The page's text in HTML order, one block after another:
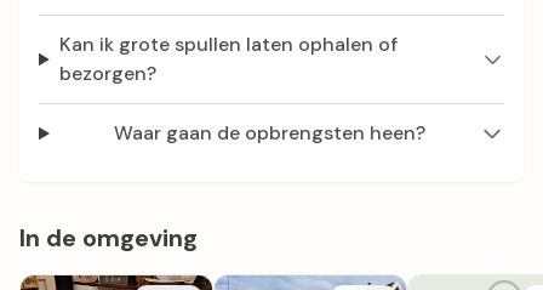
Kan ik grote spullen laten ophalen of
bezorgen?
Waar gaan de opbrengsten heen?
In de omgeving